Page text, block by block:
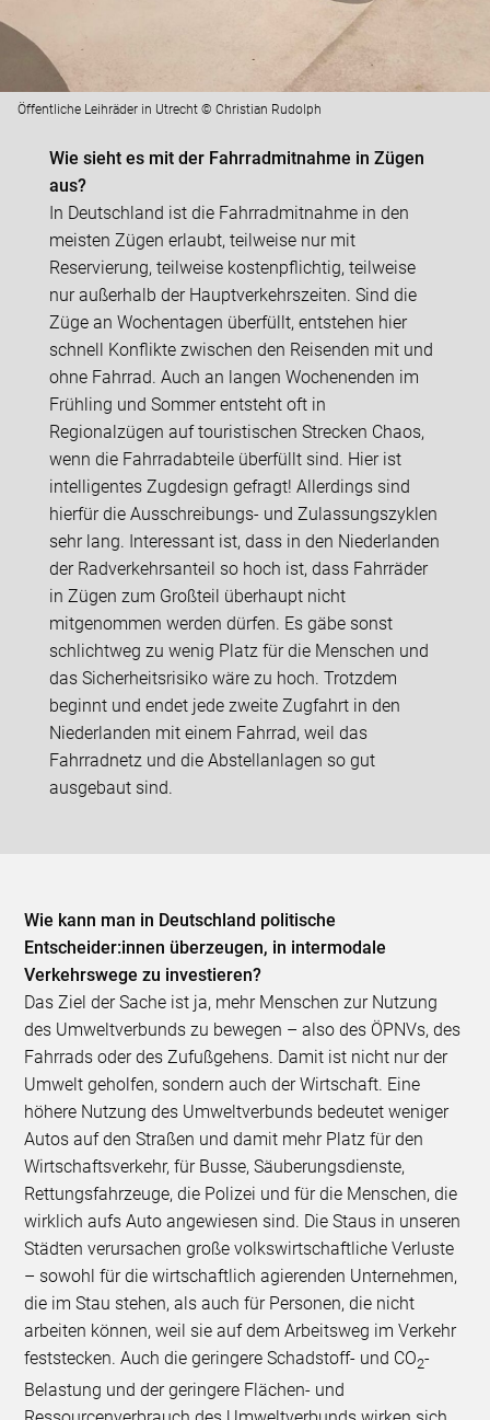
Öffentliche Leihräder in Utrecht © Christian Rudolph
Wie sieht es mit der Fahrradmitnahme in Zügen
aus?
In Deutschland ist die Fahrradmitnahme in den
meisten Zügen erlaubt, teilweise nur mit
Reservierung, teilweise kostenpflichtig, teilweise
nur außerhalb der Hauptverkehrszeiten. Sind die
Züge an Wochentagen überfüllt, entstehen hier
schnell Konflikte zwischen den Reisenden mit und
ohne Fahrrad. Auch an langen Wochenenden im
Frühling und Sommer entsteht oft in
Regionalzügen auf touristischen Strecken Chaos,
wenn die Fahrradabteile überfüllt sind. Hier ist
intelligentes Zugdesign gefragt! Allerdings sind
hierfür die Ausschreibungs- und Zulassungszyklen
sehr lang. Interessant ist, dass in den Niederlanden
der Radverkehrsanteil so hoch ist, dass Fahrräder
in Zügen zum Großteil überhaupt nicht
mitgenommen werden dürfen. Es gäbe sonst
schlichtweg zu wenig Platz für die Menschen und
das Sicherheitsrisiko wäre zu hoch. Trotzdem
beginnt und endet jede zweite Zugfahrt in den
Niederlanden mit einem Fahrrad, weil das
Fahrradnetz und die Abstellanlagen so gut
ausgebaut sind.
Wie kann man in Deutschland politische
Entscheider:innen überzeugen, in intermodale
Verkehrswege zu investieren?
Das Ziel der Sache ist ja, mehr Menschen zur Nutzung
des Umweltverbunds zu bewegen – also des ÖPNVs, des
Fahrrads oder des Zufußgehens. Damit ist nicht nur der
Umwelt geholfen, sondern auch der Wirtschaft. Eine
höhere Nutzung des Umweltverbunds bedeutet weniger
Autos auf den Straßen und damit mehr Platz für den
Wirtschaftsverkehr, für Busse, Säuberungsdienste,
Rettungsfahrzeuge, die Polizei und für die Menschen, die
wirklich aufs Auto angewiesen sind. Die Staus in unseren
Städten verursachen große volkswirtschaftliche Verluste
– sowohl für die wirtschaftlich agierenden Unternehmen,
die im Stau stehen, als auch für Personen, die nicht
arbeiten können, weil sie auf dem Arbeitsweg im Verkehr
feststecken. Auch die geringere Schadstoff- und CO2-
Belastung und der geringere Flächen- und